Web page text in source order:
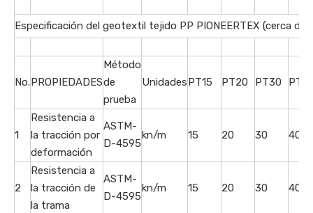
Especificación del geotextil tejido PP PIONEERTEX (cerca de
No.PROPIEDADES
Método
de
prueba
UnidadesPT15 PT20 PT30
1
Resistencia a
la tracción por
deformación
ASTM-
D-4595
kn/m 15 20 30 40
2
Resistencia a
la tracción de
la trama
ASTM-
D-4595
kn/m 15 20 30 40